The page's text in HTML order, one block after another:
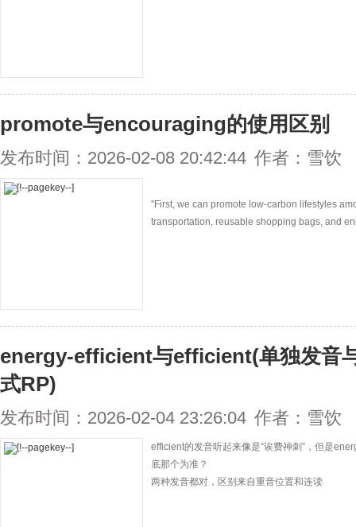
promote与encouraging的使用区别
发布时间：2026-02-08 20:42:44 作者：雪饮
"First, we can promote low-carbon lifestyles
transportation, reusable shopping bags, and
energy-efficient与efficient(单独发音
式RP)
发布时间：2026-02-04 23:26:04 作者：雪饮
efficient的发音听起来像是“诶费神刺”，但是
底那个为准？
两种发音都对，区别来自重音位置和连读